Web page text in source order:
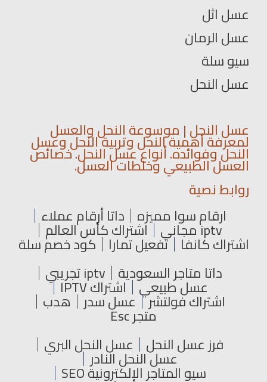
عسل اثل
عسل الرمان
سيو سلة
عسل النحل
عسل النحل | موسوعة النحل والعسل
لمعرفة أهمية النحل وتربية النحل وعسل
النحل وفوائده. أنواع عسل النحل. خصائص
العسل الطبيعي وخلطات العسل.
روابط نصية
ارقام سوا مميزه داتا أرقام عملاء
iptv مجاني اشتراك كأس العالم
اشتراك كانفا تفعيل تمارا كود خصم سلة
داتا متاجر السعودية iptv تجريبي
عسل طبيعي اشتراك IPTV
اشتراك فولتشر عسل سدر هدب
متجر Esc
فرز عسل النحل عسل النحل البري
عسل النحل النادر
سيو المتاجر الإلكترونية SEO